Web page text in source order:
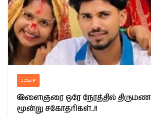
GOSSIP
இளைஞரை ஒரே நேரத்தில்
மூன்று சகோதரிகள்..!!